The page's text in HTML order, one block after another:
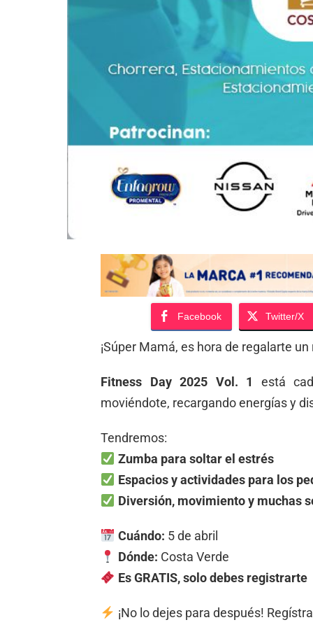
Facebook Twitter/X
¡Súper Mamá, es hora de regalarte
Fitness Day 2025 Vol. 1
está
moviéndote, recargando energías y
Tendremos:
Zumba para soltar el estrés
Espacios y actividades para los
Diversión, movimiento y muchas
Cuándo: 5 de abril
Dónde: Costa Verde
Es GRATIS, solo debes registrarte
¡No lo dejes para después!